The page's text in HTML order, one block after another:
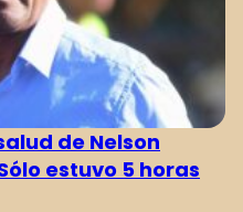
de Nelson
estuvo 5 horas